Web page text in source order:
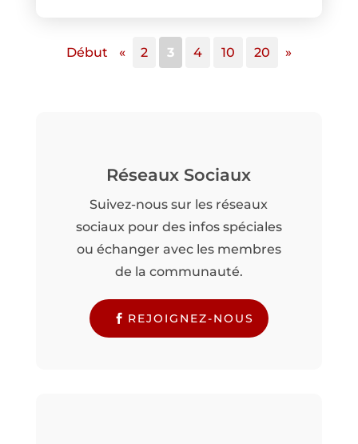
Début « 2 3 4 10 20 »
Réseaux Sociaux
Suivez-nous sur les réseaux
sociaux pour des infos spéciales
ou échanger avec les membres
de la communauté.
REJOIGNEZ-NOUS